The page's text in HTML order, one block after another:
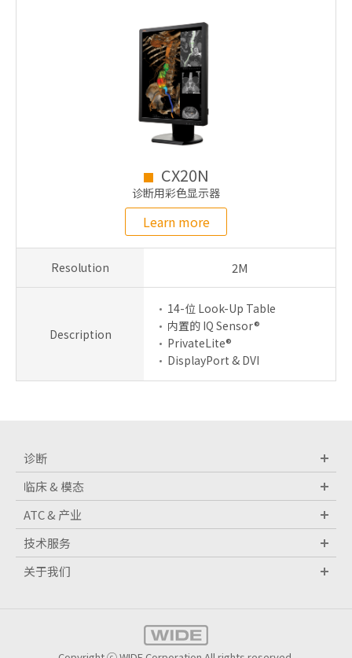
CX20N
诊断用彩色显示器
Learn more
Resolution 2M
Description
14-位 Look-Up Table
内置的 IQ Sensor®
PrivateLite®
DisplayPort & DVI
诊断
临床 & 模态
ATC & 产业
技术服务
关于我们